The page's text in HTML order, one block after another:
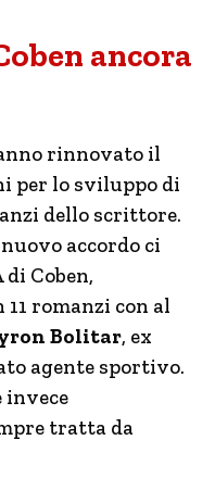
ancora
rinnovato il
per lo sviluppo di
dello scrittore.
accordo ci
Coben,
romanzi con al
Bolitar, ex
agente sportivo.
invece
tratta da